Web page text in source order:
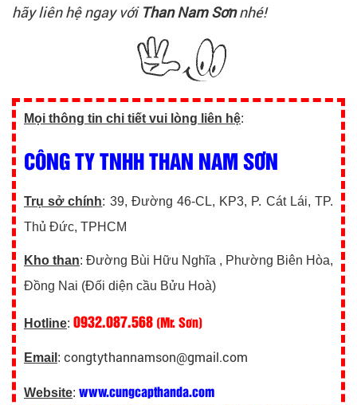
hãy liên hệ ngay với Than Nam Sơnnhé!
Mọi thông tin chi tiết vui lòng liên hệ:
CÔNG TY TNHH THAN NAM SƠN
Trụ sở chính: 39, Đường 46-CL, KP3, P. Cát Lái, TP.
Thủ Đức, TPHCM
Kho than: Đường Bùi Hữu Nghĩa , Phường Biên Hòa,
Đồng Nai (Đối diện cầu Bửu Hoà)
Hotline: 0932.087.568 (Mr. Sơn)
Email : congtythannamson@gmail.com
Website: www.cungcapthanda.com